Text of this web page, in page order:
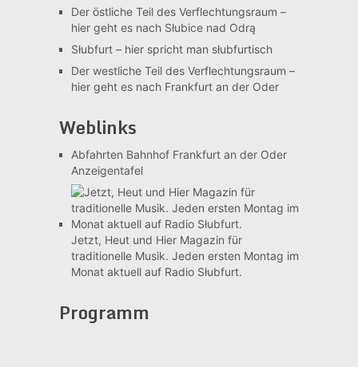
Der östliche Teil des Verflechtungsraum –
hier geht es nach Słubice nad Odrą
Słubfurt –hier spricht man słubfurtisch
Der westliche Teil des Verflechtungsraum –
hier geht es nach Frankfurt an der Oder
Weblinks
Abfahrten Bahnhof Frankfurt an der Oder
Anzeigentafel
Jetzt, Heut und HierMagazin für
traditionelle Musik. Jeden ersten Montag im
Monat aktuell auf Radio Słubfurt.
Programm